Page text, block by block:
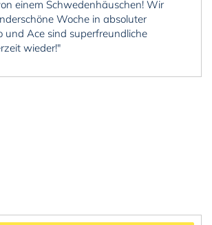
einem Schwedenhäuschen! Wir
Woche in absoluter
und Ace sind superfreundliche
wieder!"